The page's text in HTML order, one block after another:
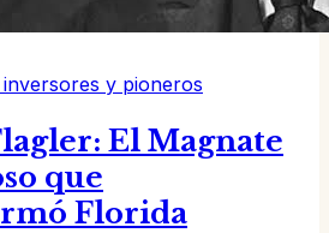
y pioneros
El Magnate
que
Florida